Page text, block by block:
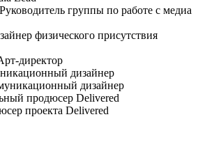
группы по работе с медиа
физического присутствия
директор
дизайнер
дизайнер
продюсер Delivered
проекта Delivered